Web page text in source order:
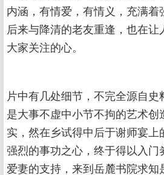
内涵，有情爱，有情义，充满着
后来与降清的老友重逢，也在让
大家关注的心。
片中有几处细节，不完全源自史
是大事不虚中小节不拘的艺术创
实，然在乡试得中后于谢师宴上
强烈的事功之心，终于得以入门
爱妻的支持，来到岳麓书院求知